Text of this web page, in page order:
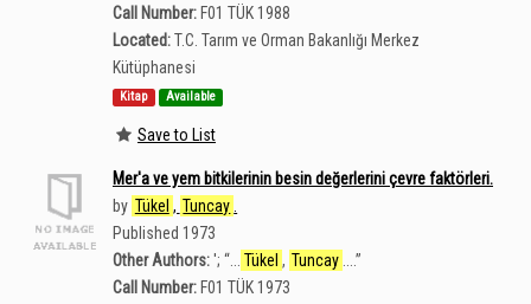
Call Number: F01 TÜK 1988
Located:T.C. Tarım ve Orman Bakanlığı Merkez
Kütüphanesi
Kitap Available
Save to List
Mer'a ve yem bitkilerinin besin değerlerini çevre faktörleri.
by Tükel , Tuncay
Published 1973
Other Authors:'; “ Tükel , Tuncay ....”
Call Number: F01 TÜK 1973